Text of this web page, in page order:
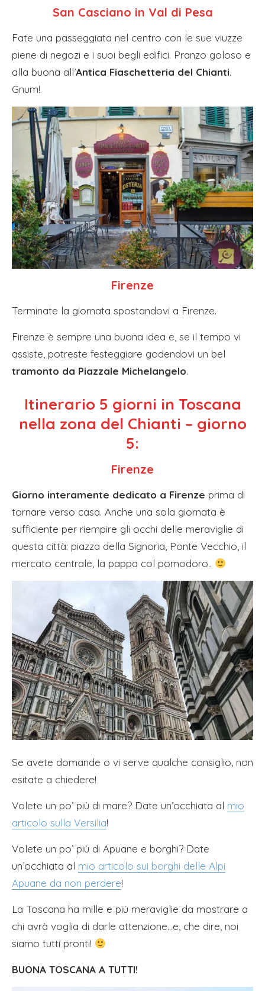
San Casciano in Val di Pesa
Fate una passeggiata nel centro con le sue viuzze
piene di negozi e i suoi begli edifici. Pranzo goloso e
alla buona all’Antica Fiaschetteria del Chianti.
Gnum!
Firenze
Terminate la giornata spostandovi a Firenze.
Firenze è sempre una buona idea e, se il tempo vi
assiste, potreste festeggiare godendovi un bel
tramonto da Piazzale Michelangelo.
Itinerario 5 giorni in Toscana
nella zona del Chianti – giorno
5:
Firenze
Giorno interamente dedicato a Firenze prima di
tornare verso casa. Anche una sola giornata è
sufficiente per riempire gli occhi delle meraviglie di
questa città: piazza della Signoria, Ponte Vecchio, il
mercato centrale, la pappa col pomodoro..
Se avete domande o vi serve qualche consiglio, non
esitate a chiedere!
Volete un po’ più di mare? Date un’occhiata al mio
articolo sulla Versilia!
Volete un po’ più di Apuane e borghi? Date
un’occhiata al mio articolo sui borghi delle Alpi
Apuane da non perdere!
La Toscana ha mille e più meraviglie da mostrare a
chi avrà voglia di darle attenzione…e, che dire, noi
siamo tutti pronti!
BUONA TOSCANA A TUTTI!